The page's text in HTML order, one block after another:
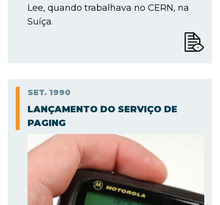
Lee, quando trabalhava no CERN, na
Suíça.
SET. 1990
LANÇAMENTO DO SERVIÇO DE
PAGING